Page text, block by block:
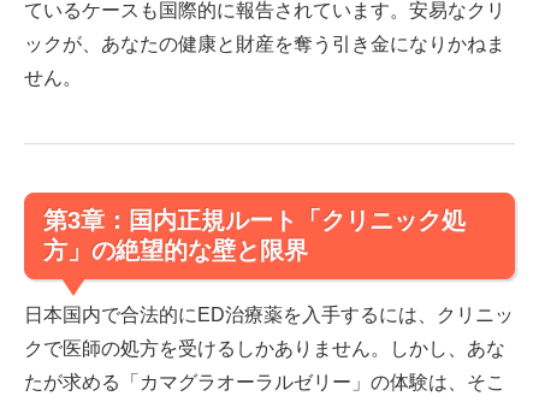
ているケースも国際的に報告されています。 安易なクリ
ックが、あなたの健康と財産を奪う引き金になりかねま
せん。
第3章：国内正規ルート「クリニック処
方」の絶望的な壁と限界
日本国内で合法的にED治療薬を入手するには、クリニッ
クで医師の処方を受けるしかありません。しかし、あな
たが求める「カマグラオーラルゼリー」の体験は、そこ